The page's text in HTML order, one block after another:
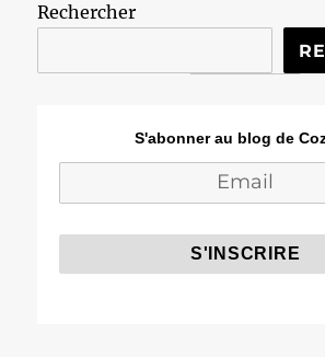
Rechercher
S'abonner au blog de